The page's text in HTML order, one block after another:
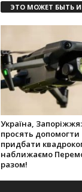
ЭТО МОЖЕТ БЫТЬ
Україна, Запоріжжя:
просять допомогти
придбати
наближаємо
разом!